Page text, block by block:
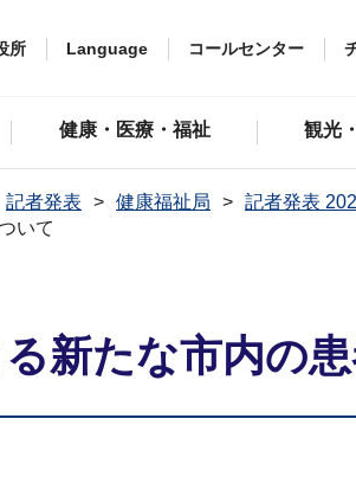
所 Language コールセンター
健康・医療・福祉 観光
記者発表 健康福祉局
記者発表
いて
新たな市内の